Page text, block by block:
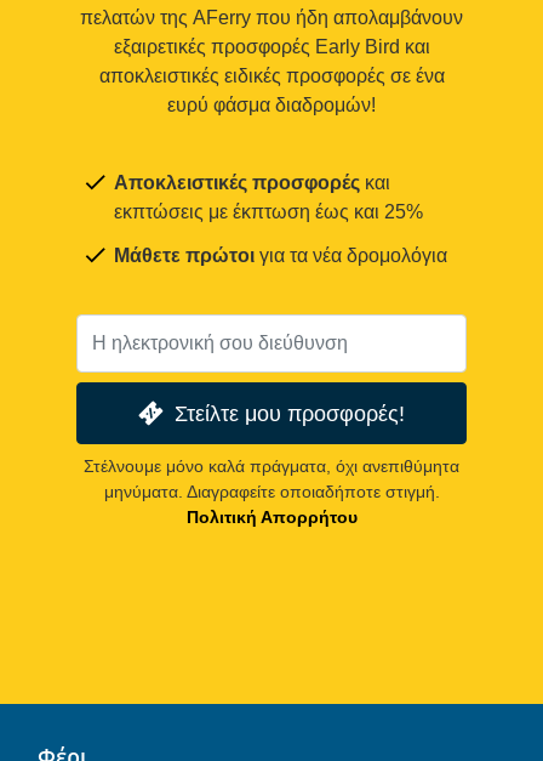
πελατών της AFerry που ήδη απολαμβάνουν
εξαιρετικές προσφορές Early Bird και
αποκλειστικές ειδικές προσφορές σε ένα
ευρύ φάσμα διαδρομών!
Αποκλειστικές προσφορές και
εκπτώσεις με έκπτωση έως και 25%
Μάθετε πρώτοι για τα νέα δρομολόγια
Στείλτε μου προσφορές!
Στέλνουμε μόνο καλά πράγματα, όχι ανεπιθύμητα
μηνύματα. Διαγραφείτε οποιαδήποτε στιγμή.
Πολιτική Απορρήτου